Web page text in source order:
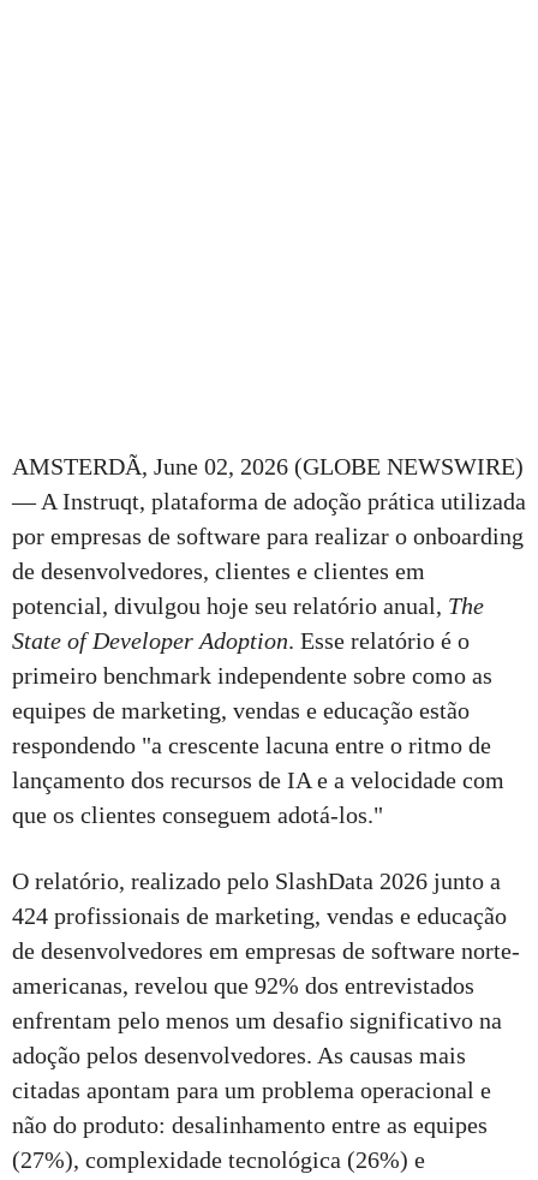
AMSTERDÃ, June 02, 2026 (GLOBE NEWSWIRE)
— A Instruqt, plataforma de adoção prática utilizada
por empresas de software para realizar o onboarding
de desenvolvedores, clientes e clientes em
potencial, divulgou hoje seu relatório anual, The
State of Developer Adoption. Esse relatório é o
primeiro benchmark independente sobre como as
equipes de marketing, vendas e educação estão
respondendo "a crescente lacuna entre o ritmo de
lançamento dos recursos de IA e a velocidade com
que os clientes conseguem adotá-los."
O relatório, realizado pelo SlashData 2026 junto a
424 profissionais de marketing, vendas e educação
de desenvolvedores em empresas de software norte-
americanas, revelou que 92% dos entrevistados
enfrentam pelo menos um desafio significativo na
adoção pelos desenvolvedores. As causas mais
citadas apontam para um problema operacional e
não do produto: desalinhamento entre as equipes
(27%), complexidade tecnológica (26%) e